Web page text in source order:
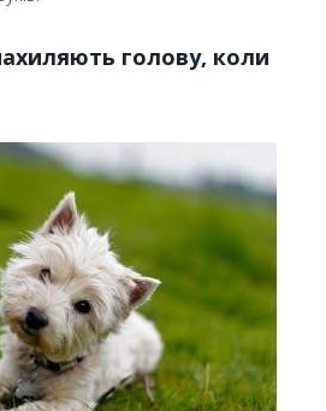
голову, коли